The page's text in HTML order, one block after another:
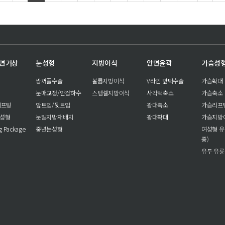
거상
팅
형
Package
눈성형
쌍꺼풀수술
눈매교정/안검하수
앞트임/뒷트임
눈밑지방재배치
중년눈성형
지방이식
볼륨지방이식
스템셀지방이식
안면윤곽
V라인 앞턱수술
사각턱축소
광대축소
광대확대
가슴성
가슴확대
가슴축소
가슴리프
가슴지방
여성형
증)
유두 유